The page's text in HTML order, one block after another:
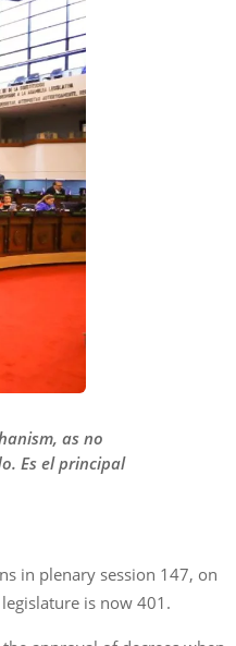
as no
Es el principal
in plenary session 147, on
is now 401.